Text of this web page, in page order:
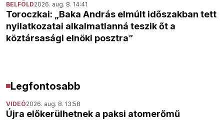
BELFÖLD2026. aug. 8. 14:41
Toroczkai: „Baka András elmúlt időszakban tett
nyilatkozatai alkalmatlanná teszik őt a
köztársasági elnöki posztra”
Legfontosabb
VIDEÓ2026. aug. 8. 13:58
Újra előkerülhetnek a paksi atomerőmű